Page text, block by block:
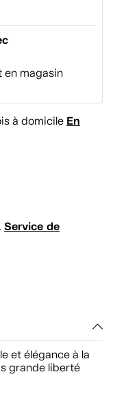
en magasin
à domicile En
Service de
et élégance à la
grande liberté